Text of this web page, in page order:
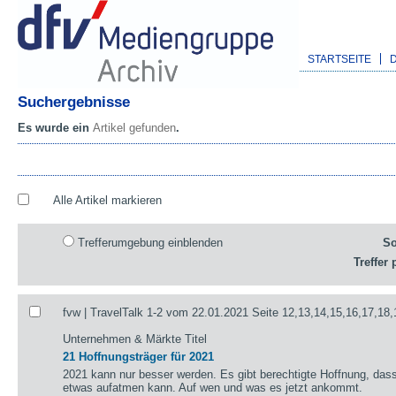
STARTSEITE
Suchergebnisse
Es wurde ein Artikel gefunden.
Alle Artikel markieren
Trefferumgebung einblenden
Treffer
fvw | TravelTalk 1-2 vom 22.01.2021 Seite
Unternehmen & Märkte Titel
21 Hoffnungsträger für 2021
2021 kann nur besser werden. Es gibt berechtigte Hoffnung,
etwas aufatmen kann. Auf wen und was es jetzt ankommt.